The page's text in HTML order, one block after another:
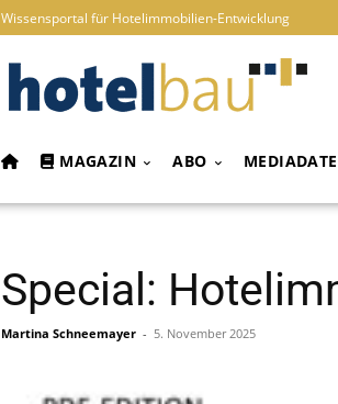
Wissensportal für Hotelimmobilien-Entwicklung
MAGAZIN ABO
Special:
Martina Schneemayer - 5. November 2025